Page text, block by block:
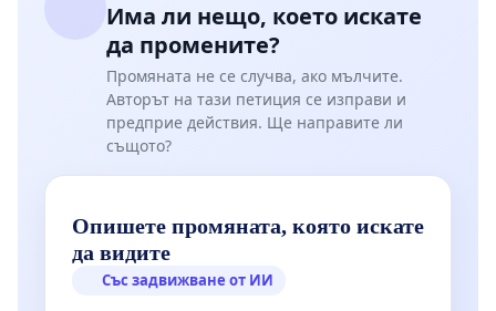
Има ли нещо, което искате
да промените?
Промяната не се случва, ако мълчите.
Авторът на тази петиция се изправи и
предприе действия. Ще направите ли
същото?
Опишете промяната, която искате
да видите
Със задвижване от ИИ